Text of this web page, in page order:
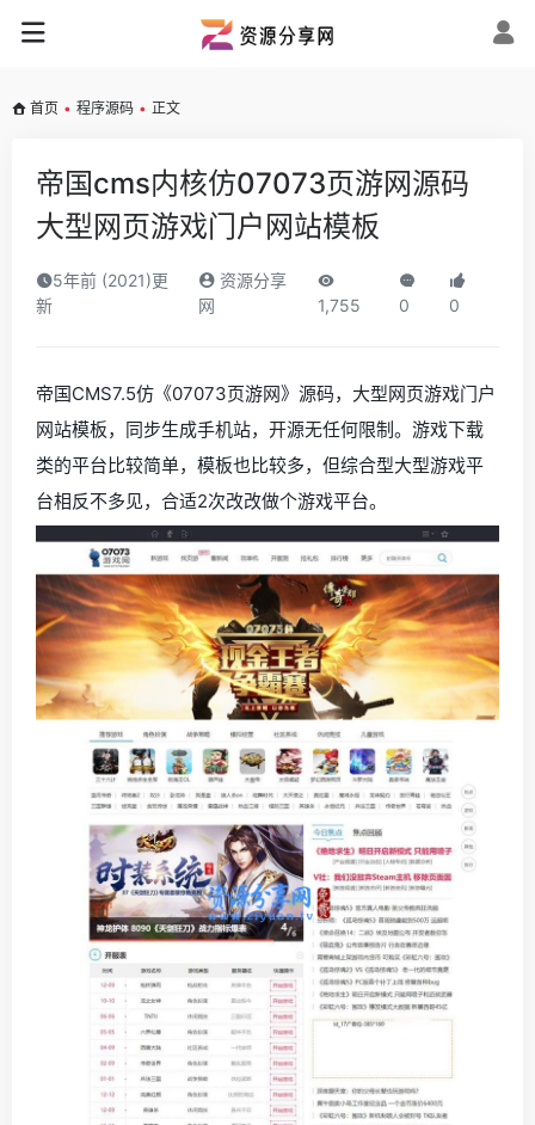
首页 • 程序源码 • 正文
帝国cms内核仿07073页游网源码
大型网页游戏门户网站模板
5年前 (2021)更
新
资源分享
网
1,755 0 0
帝国CMS7.5仿《07073页游网》源码，大型网页游戏门户
网站模板，同步生成手机站，开源无任何限制。游戏下载
类的平台比较简单，模板也比较多，但综合型大型游戏平
台相反不多见，合适2次改改做个游戏平台。